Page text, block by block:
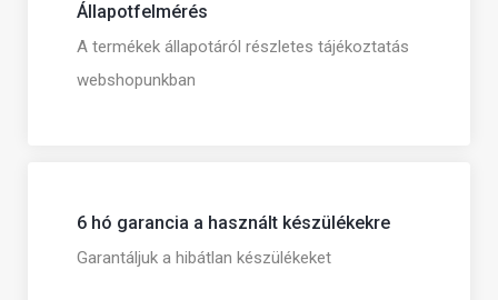
Állapotfelmérés
A termékek állapotáról részletes tájékoztatás
webshopunkban
6 hó garancia a használt készülékekre
Garantáljuk a hibátlan készülékeket